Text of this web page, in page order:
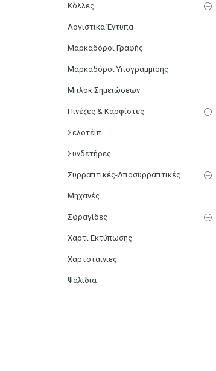
Κόλλες
Λογιστικά Έντυπα
Μαρκαδόροι Γραφής
Μαρκαδόροι Υπογράμμισης
Μπλοκ Σημειώσεων
Πινέζες & Καρφίστες
Σελοτέιπ
Συνδετήρες
Συρραπτικές-Αποσυρραπτικές
Μηχανές
Σφραγίδες
Χαρτί Εκτύπωσης
Χαρτοταινίες
Ψαλίδια